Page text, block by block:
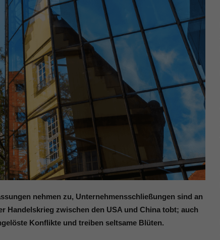
nehmen zu, Unternehmensschließungen sind an
Handelskrieg zwischen den USA und China tobt; auch
Konflikte und treiben seltsame Blüten.